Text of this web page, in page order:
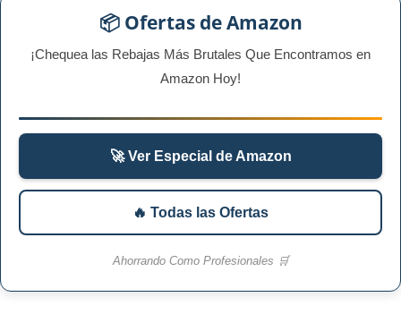
📦 Ofertas de Amazon
¡Chequea las Rebajas Más Brutales Que Encontramos en
Amazon Hoy!
🚀 Ver Especial de Amazon
🔥 Todas las Ofertas
Ahorrando Como Profesionales 🛒